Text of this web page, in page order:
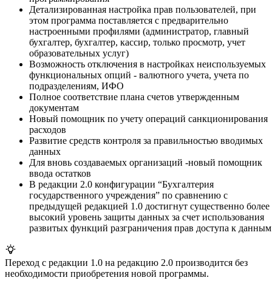
Детализированная настройка прав пользователей, при
этом программа поставляется с предварительно
настроенными профилями (администратор, главный
бухгалтер, бухгалтер, кассир, только просмотр, учет
образовательных услуг)
Возможность отключения в настройках неиспользуемых
функциональных опций - валютного учета, учета по
подразделениям, ИФО
Полное соответствие плана счетов утвержденным
документам
Новый помощник по учету операций санкционирования
расходов
Развитие средств контроля за правильностью вводимых
данных
Для вновь создаваемых организаций -новый помощник
ввода остатков
В редакции 2.0 конфигурации “Бухгалтерия
государственного учреждения” по сравнению с
предыдущей редакцией 1.0 достигнут существенно более
высокий уровень защиты данных за счет использования
развитых функций разграничения прав доступа к
Переход с редакции 1.0 на редакцию 2.0 производится без
необходимости приобретения новой программы.